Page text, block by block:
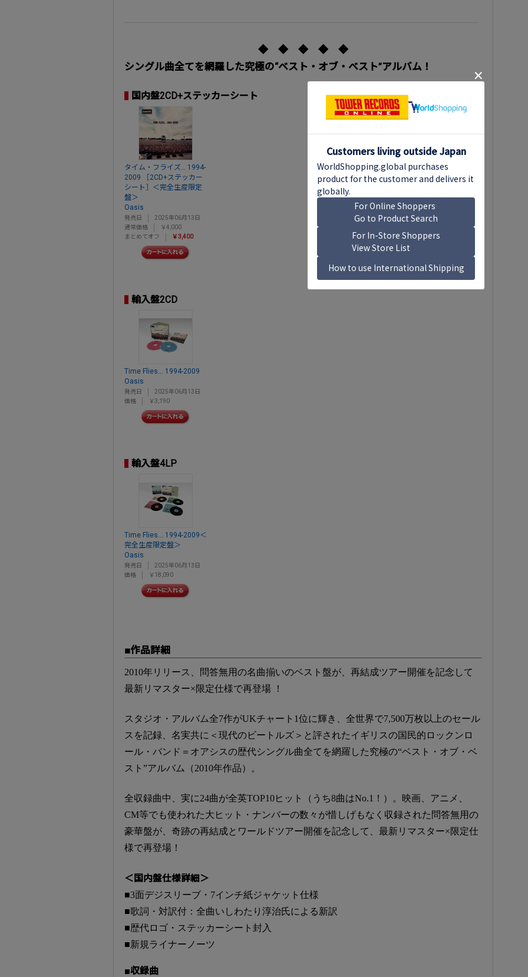
◆ ◆ ◆ ◆ ◆
シングル曲全てを網羅した究極の“ベスト・オブ・ベスト”アルバム！
国内盤2CD+ステッカーシート
タイム・フライズ… 1994-
2009 ［2CD+ステッカー
シート］＜完全生産限定
盤＞
Oasis
発売日
2025年06月13日
通常価格
￥4,000
まとめてオフ
￥3,400
輸入盤2CD
Time Flies... 1994-2009
Oasis
発売日
2025年06月13日
価格
￥3,190
輸入盤4LP
Time Flies... 1994-2009＜
完全生産限定盤＞
Oasis
発売日
2025年06月13日
価格
￥18,090
■作品詳細
2010年リリース、問答無用の名曲揃いのベスト盤が、再結成ツアー開催を記念して
最新リマスター×限定仕様で再登場 ！
スタジオ・アルバム全7作がUKチャート1位に輝き、全世界で7,500万枚以上のセール
スを記録、名実共に＜現代のビートルズ＞と評されたイギリスの国民的ロックンロ
ール・バンド＝オアシスの歴代シングル曲全てを網羅した究極の“ベスト・オブ・ベ
スト”アルバム（2010年作品）。
全収録曲中、実に24曲が全英TOP10ヒット（うち8曲はNo.1！）。映画、アニメ、
CM等でも使われた大ヒット・ナンバーの数々が惜しげもなく収録された問答無用の
豪華盤が、奇跡の再結成とワールドツアー開催を記念して、最新リマスター×限定仕
様で再登場！
＜国内盤仕様詳細＞
■3面デジスリーブ・7インチ紙ジャケット仕様
■歌詞・対訳付：全曲いしわたり淳治氏による新訳
■歴代ロゴ・ステッカーシート封入
■新規ライナーノーツ
■収録曲